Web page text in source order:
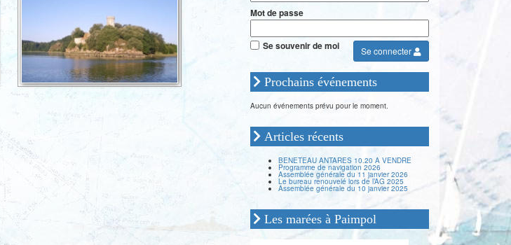
Mot de passe
Se connecter
Se souvenir de moi
Prochains événements
Aucun événements prévu pour le moment.
Articles récents
BENETEAU ANTARES 10.20 A VENDRE
Programme de navigation 2026
Assemblée générale du 11 janvier 2026
Le bureau renouvelé lors de l’AG 2025
Assemblée générale du 10 janvier 2025
Les marées à Paimpol